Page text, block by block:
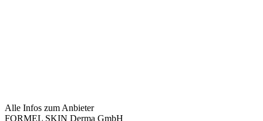
Alle Infos zum Anbieter
FORMEL SKIN Derma GmbH